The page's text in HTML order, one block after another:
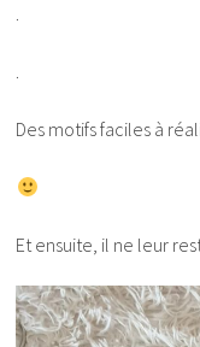
.
.
Des motifs faciles à
Et ensuite, il ne leur